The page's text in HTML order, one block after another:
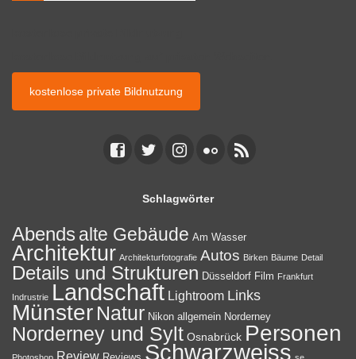
kostenlose private Bildnutzung
Schlagwörter
Abends alte Gebäude Am Wasser
Architektur Architekturfotografie Autos Birken Bäume Detail
Details und Strukturen Düsseldorf Film Frankfurt
Indrustrie Landschaft Lightroom Links
Münster Natur Nikon allgemein Norderney
Norderney und Sylt Osnabrück Personen
Photoshop Review Schwarzweiss se